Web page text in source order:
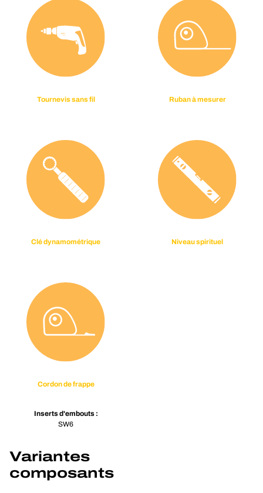
Tournevis sans fil Ruban à mesurer
Clé dynamométrique Niveau spirituel
Cordon de frappe
Inserts d'embouts :
SW6
Variantes
composants